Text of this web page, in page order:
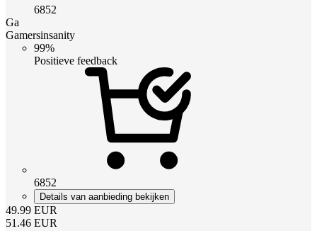
6852
Ga
Gamersinsanity
99%
Positieve feedback
6852
Details van aanbieding bekijken
49.99 EUR
51.46 EUR